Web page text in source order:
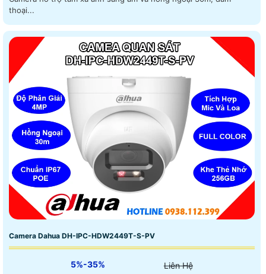
thoại...
Camera Dahua DH-IPC-HDW2449T-S-PV
5%-35% Liên Hệ